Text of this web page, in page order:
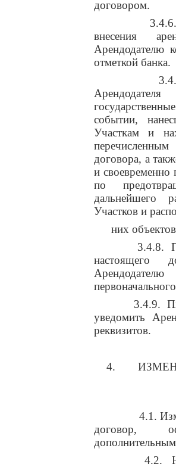
договором.
3.4.6. В
внесения
Арендодателю
отметкой банка.
3.4.7.
событии,
Участкам и
договора, а
и
по
дальнейшего
Участков и
них
3.4.8.
настоящего
3.4.9.
уведомить
реквизитов.
4.1.
договор,
4.2.